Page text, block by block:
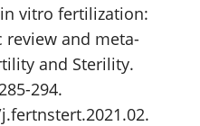
vitro fertilization:
review and meta-
and Sterility.
294.